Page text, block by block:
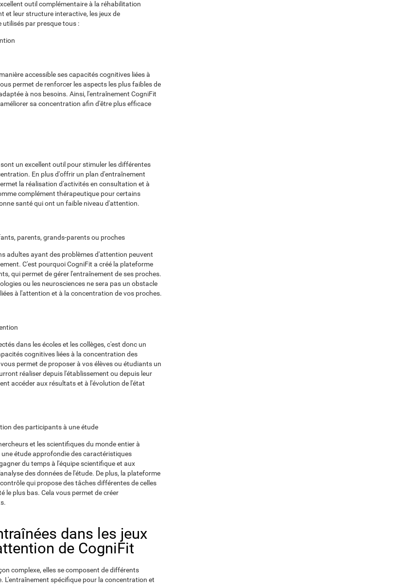
outil complémentaire à la réhabilitation
et leur structure interactive, les jeux de
par presque tous :
accessible ses capacités cognitives liées à
permet de renforcer les aspects les plus faibles de
à nos besoins. Ainsi, l'entraînement CogniFit
sa concentration afin d'être plus efficace
un excellent outil pour stimuler les différentes
En plus d'offrir un plan d'entraînement
la réalisation d'activités en consultation et à
complément thérapeutique pour certains
santé qui ont un faible niveau d'attention.
parents, grands-parents ou proches
adultes ayant des problèmes d'attention peuvent
C'est pourquoi CogniFit a créé la plateforme
qui permet de gérer l'entraînement de ses proches.
ou les neurosciences ne sera pas un obstacle
à l'attention et à la concentration de vos proches.
dans les écoles et les collèges, c'est donc un
cognitives liées à la concentration des
permet de proposer à vos élèves ou étudiants un
réaliser depuis l'établissement ou depuis leur
accéder aux résultats et à l'évolution de l'état
des participants à une étude
et les scientifiques du monde entier à
étude approfondie des caractéristiques
du temps à l'équipe scientifique et aux
des données de l'étude. De plus, la plateforme
qui propose des tâches différentes de celles
le plus bas. Cela vous permet de créer
dans les jeux
de CogniFit
complexe, elles se composent de différents
L'entraînement spécifique pour la concentration et